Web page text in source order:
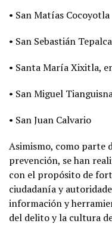
• San Matías Cocoyotla
• San Sebastián
• Santa María Xixitla,
• San Miguel
• San Juan Calvario
Asimismo, como parte
prevención, se han
con el propósito de
ciudadanía y
información y
del delito y la cultura